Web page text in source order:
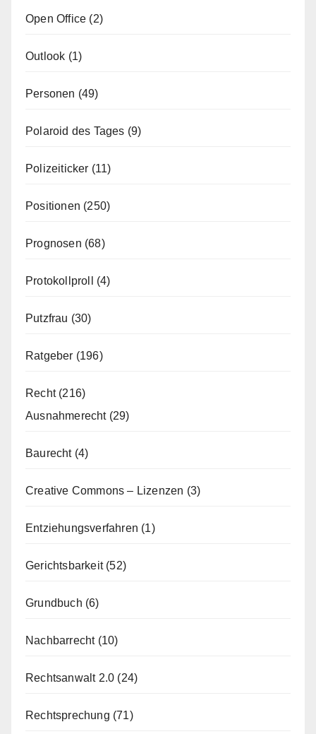
Open Office (2)
Outlook (1)
Personen (49)
Polaroid des Tages (9)
Polizeiticker (11)
Positionen (250)
Prognosen (68)
Protokollproll (4)
Putzfrau (30)
Ratgeber (196)
Recht(216)
Ausnahmerecht(29)
Baurecht(4)
Creative Commons – Lizenzen (3)
Entziehungsverfahren (1)
Gerichtsbarkeit(52)
Grundbuch (6)
Nachbarrecht(10)
Rechtsanwalt 2.0 (24)
Rechtsprechung (71)